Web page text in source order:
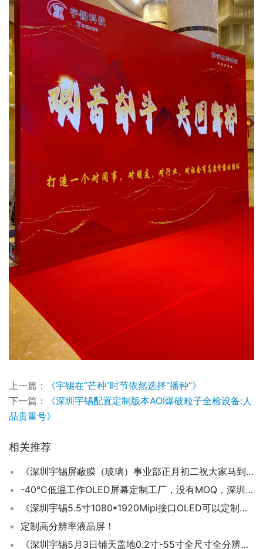
上一篇：
《宇锡在“芒种”时节依然选择“播种”》
下一篇：
《深圳宇锡配置定制版本AOI爆破粒子全检设备:人
品贵重号》
相关推荐
《深圳宇锡屏蔽膜（玻璃）事业部正月初二祝大家马到成功》
-40℃低温工作OLED屏幕定制工厂，没有MOQ，深圳宇锡科技
《深圳宇锡5.5寸1080*1920Mipi接口OLED可以定制百分之百国产化》
定制高分辨率液晶屏！
《深圳宇锡5月3日铺天盖地0.2寸-55寸全尺寸全分辨率特种定制屏模组》